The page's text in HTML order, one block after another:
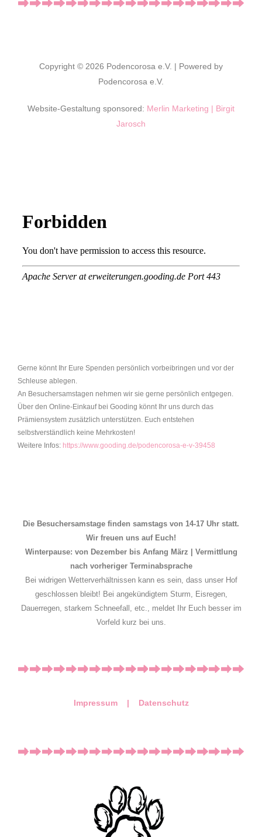
Copyright © 2026 Podencorosa e.V. | Powered by
Podencorosa e.V.
Website-Gestaltung sponsored: Merlin Marketing | Birgit
Jarosch
Gerne könnt Ihr Eure Spenden persönlich vorbeibringen und vor der
Schleuse ablegen.
An Besuchersamstagen nehmen wir sie gerne persönlich entgegen.
Über den Online-Einkauf bei Gooding könnt Ihr uns durch das
Prämiensystem zusätzlich unterstützen. Euch entstehen
selbstverständlich keine Mehrkosten!
Weitere Infos: https://www.gooding.de/podencorosa-e-v-39458
Die Besuchersamstage finden samstags von 14-17 Uhr statt.
Wir freuen uns auf Euch!
Winterpause: von Dezember bis Anfang März | Vermittlung
nach vorheriger Terminabsprache
Bei widrigen Wetterverhältnissen kann es sein, dass unser Hof
geschlossen bleibt! Bei angekündigtem Sturm, Eisregen,
Dauerregen, starkem Schneefall, etc., meldet Ihr Euch besser im
Vorfeld kurz bei uns.
Impressum | Datenschutz